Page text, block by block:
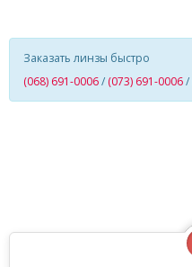
Заказать линзы быстро
(068) 691-0006/ (073) 691-0006/